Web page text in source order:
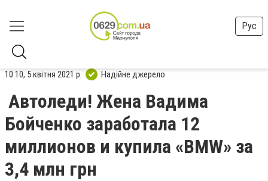
Рус
10:10, 5 квітня 2021 р. Надійне джерело
Автоледи! Жена Вадима
Бойченко заработала 12
миллионов и купила «BMW» за
3,4 млн грн